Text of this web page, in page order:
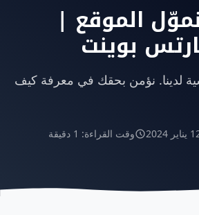
الموقع |
بوينت
لدينا. نؤمن بحقك في معرفة كيف
وقت القراءة: 1 دقيقة